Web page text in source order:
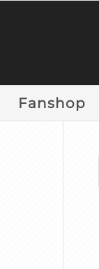
Fanshop